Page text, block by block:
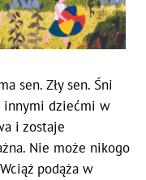
sen. Zły sen. Śni
innymi dziećmi w
i zostaje
Nie może nikogo
podąża w